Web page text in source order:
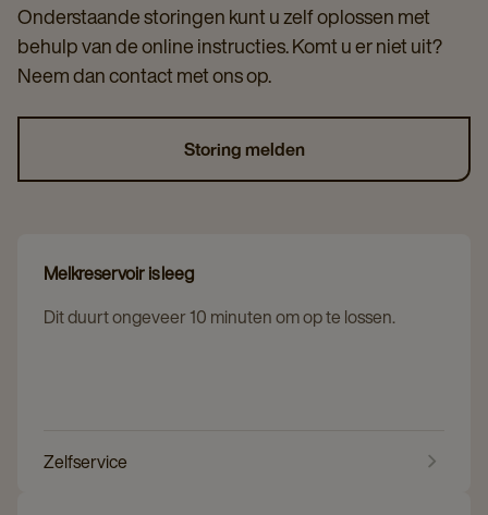
Onderstaande storingen kunt u zelf oplossen met
behulp van de online instructies. Komt u er niet uit?
Neem dan contact met ons op.
Storing melden
Melkreservoir is leeg
Dit duurt ongeveer 10 minuten om op te lossen.
Zelfservice